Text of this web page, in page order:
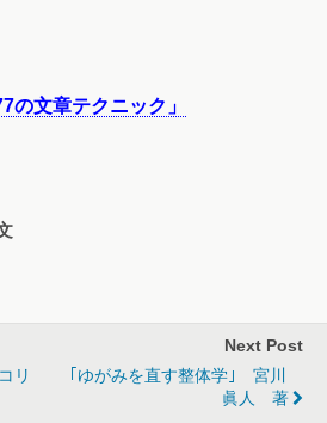
の文章テクニック」
リ
Next Post
｢ゆがみを直す整体学｣ 宮川
眞人 著